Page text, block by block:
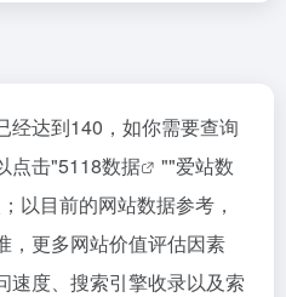
经达到140，如你需要查询
点击"5118数据 ""爱站数
以目前的网站数据参考，
，更多网站价值评估因素
速度、搜索引擎收录以及索